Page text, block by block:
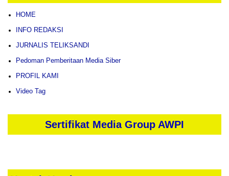
HOME
INFO REDAKSI
JURNALIS TELIKSANDI
Pedoman Pemberitaan Media Siber
PROFIL KAMI
Video Tag
Sertifikat Media Group AWPI